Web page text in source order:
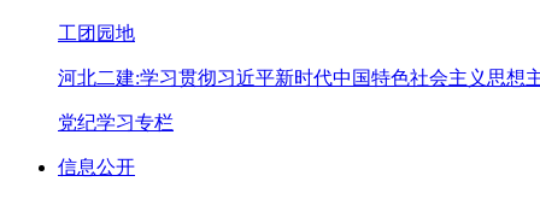
工团园地
河北二建:学习贯彻习近平新时代中国特色社会主义思想
党纪学习专栏
信息公开